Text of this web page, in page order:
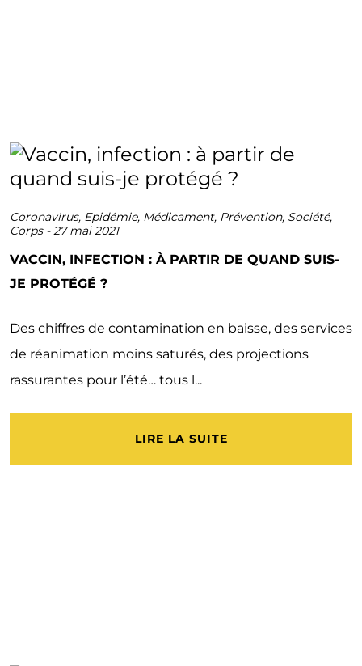
Coronavirus, Epidémie, Médicament, Prévention, Société,
Corps-27 mai 2021
VACCIN, INFECTION : À PARTIR DE QUAND SUIS-
JE PROTÉGÉ ?
Des chiffres de contamination en baisse, des services
de réanimation moins saturés, des projections
rassurantes pour l’été… tous l...
LIRE LA SUITE